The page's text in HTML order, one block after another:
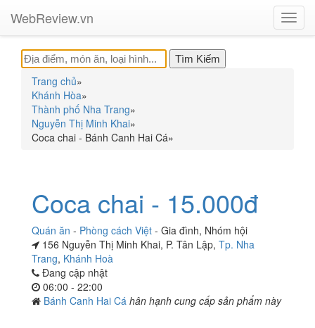
WebReview.vn
Trang chủ»
Khánh Hòa»
Thành phố Nha Trang»
Nguyễn Thị Minh Khai»
Coca chai - Bánh Canh Hai Cá»
Coca chai - 15.000đ
Quán ăn - Phòng cách Việt - Gia đình, Nhóm hội
156 Nguyễn Thị Minh Khai, P. Tân Lập, Tp. Nha
Trang, Khánh Hoà
Đang cập nhật
06:00 - 22:00
Bánh Canh Hai Cá hân hạnh cung cấp sản phẩm này